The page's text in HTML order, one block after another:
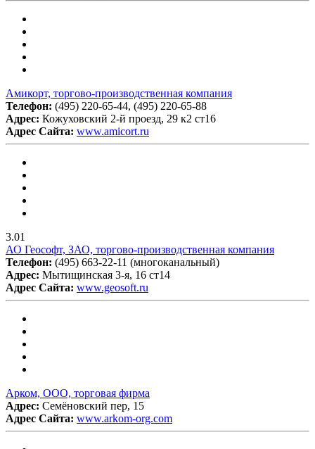
Амикорт, торгово-производственная компания
Телефон: (495) 220-65-44, (495) 220-65-88
Адрес: Кожуховский 2-й проезд, 29 к2 ст16
Адрес Сайта: www.amicort.ru
3.01
АО Геософт, ЗАО, торгово-производственная компания
Телефон: (495) 663-22-11 (многоканальный)
Адрес: Мытищинская 3-я, 16 ст14
Адрес Сайта: www.geosoft.ru
Арком, ООО, торговая фирма
Адрес: Семёновский пер, 15
Адрес Сайта: www.arkom-org.com